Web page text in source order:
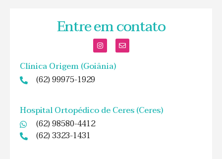
Entre em contato
Clínica Origem (Goiânia)
(62) 99975-1929
Hospital Ortopédico de Ceres (Ceres)
(62) 98580-4412
(62) 3323-1431